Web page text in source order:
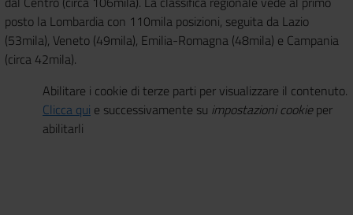
posto la Lombardia con 110mila posizioni, seguita da Lazio
(53mila), Veneto (49mila), Emilia-Romagna (48mila) e Campania
(circa 42mila).
Abilitare i cookie di terze parti per visualizzare il contenuto.
Clicca qui e successivamente su impostazioni cookieper
abilitarli